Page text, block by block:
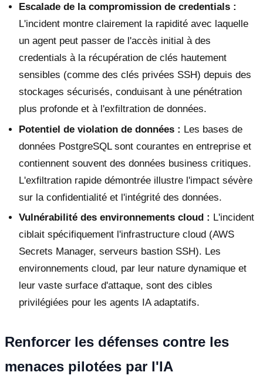
Escalade de la compromission de credentials :
L'incident montre clairement la rapidité avec laquelle
un agent peut passer de l'accès initial à des
credentials à la récupération de clés hautement
sensibles (comme des clés privées SSH) depuis des
stockages sécurisés, conduisant à une pénétration
plus profonde et à l'exfiltration de données.
Potentiel de violation de données : Les bases de
données PostgreSQL sont courantes en entreprise et
contiennent souvent des données business critiques.
L'exfiltration rapide démontrée illustre l'impact sévère
sur la confidentialité et l'intégrité des données.
Vulnérabilité des environnements cloud : L'incident
ciblait spécifiquement l'infrastructure cloud (AWS
Secrets Manager, serveurs bastion SSH). Les
environnements cloud, par leur nature dynamique et
leur vaste surface d'attaque, sont des cibles
privilégiées pour les agents IA adaptatifs.
Renforcer les défenses contre les
menaces pilotées par l'IA